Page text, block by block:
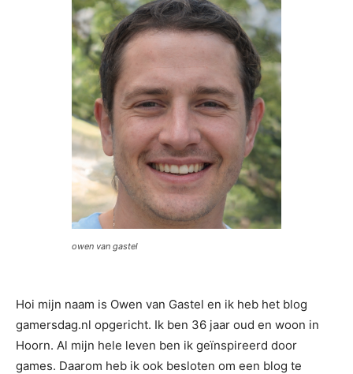
owen van gastel
Hoi mijn naam is Owen van Gastel en ik heb het blog
gamersdag.nl opgericht. Ik ben 36 jaar oud en woon in
Hoorn. Al mijn hele leven ben ik geïnspireerd door
games. Daarom heb ik ook besloten om een blog te